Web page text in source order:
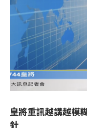
皇將重訊越講越
針